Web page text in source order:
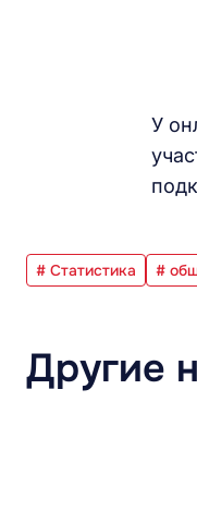
У
# Статистика #
Другие